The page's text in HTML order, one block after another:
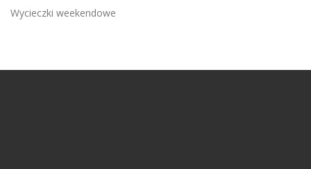
Wycieczki weekendowe